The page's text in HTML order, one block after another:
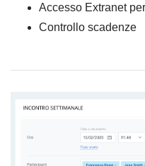
Accesso Extranet
Controllo scadenze